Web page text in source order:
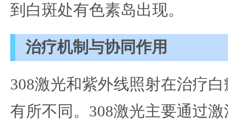
到白斑处有色素岛出现。
治疗机制与协同作用
308激光和紫外线照射在治疗
有所不同。308激光主要通过